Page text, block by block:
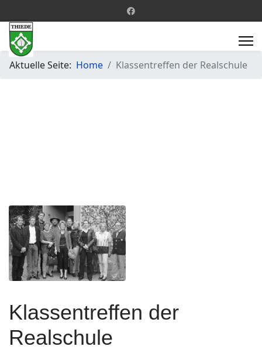
Aktuelle Seite: Home Klassentreffen der Realschule
Klassentreffen der
Realschule